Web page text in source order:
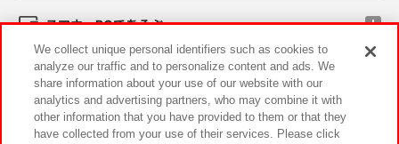
スマホ・PCであそぶ
イベント・キャンペーン
We collect unique personal identifiers such as cookies to
analyze our traffic and to personalize content and ads. We
share information about your use of our website with our
analytics and advertising partners, who may combine it with
other information that you have provided to them or that they
have collected from your use of their services. Please click